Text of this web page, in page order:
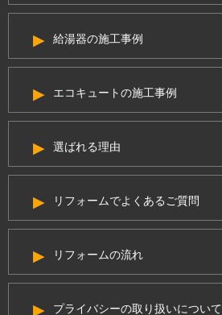
給湯器の施工事例
エコキュートの施工事例
選ばれる理由
リフォームでよくあるご質問
リフォームの流れ
プライバシーの取り扱いについて